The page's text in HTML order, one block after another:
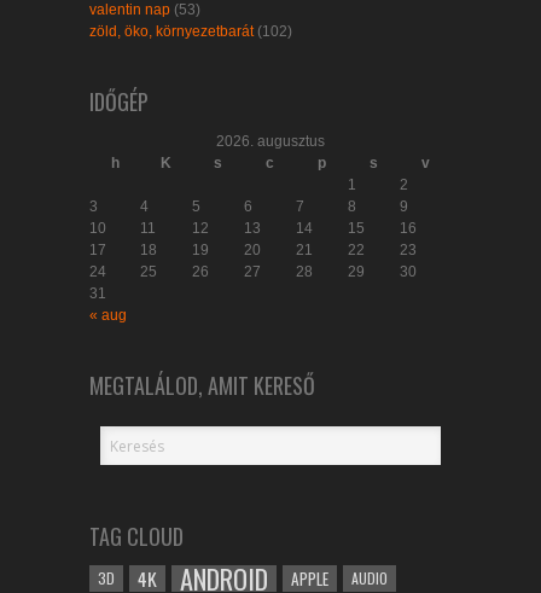
valentin nap (53)
zöld, öko, környezetbarát(102)
IDŐGÉP
2026. augusztus
h
K s c p s
v
1
2
3
4 5 6 7 8
9
10
11 12 13 14 15
16
17
18 19 20 21 22
23
24
25 26 27 28 29
30
31
« aug
MEGTALÁLOD, AMIT KERESŐ
TAG CLOUD
3D 4K ANDROID APPLE AUDIO